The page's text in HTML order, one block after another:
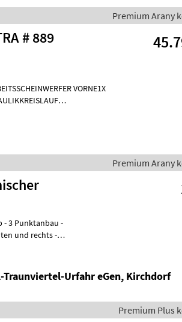
Premium Arany
Sonstige G 2700 HD X-TRA # 889
VORNE1X
Premium Arany
Urfahr eGen, Kirchdorf
Premium Plus